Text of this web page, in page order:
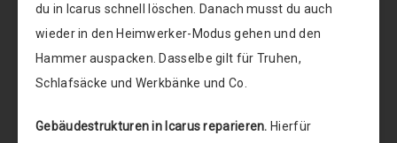
du in Icarus schnell löschen. Danach musst du auch
wieder in den Heimwerker-Modus gehen und den
Hammer auspacken. Dasselbe gilt für Truhen,
Schlafsäcke und Werkbänke und Co.
Gebäudestrukturen in Icarus reparieren. Hierfür